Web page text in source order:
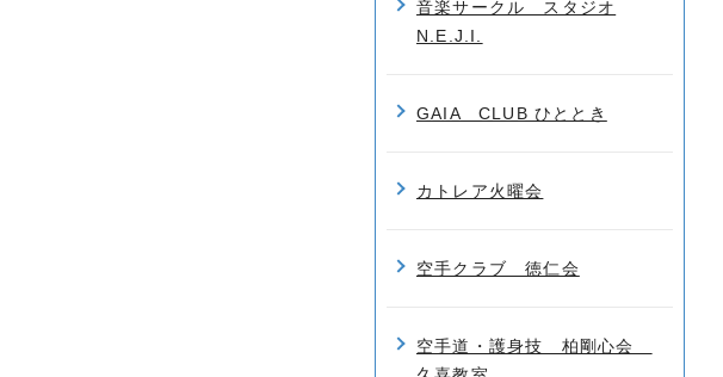
音楽サークル スタジオ
N.E.J.I.
GAIA CLUB ひととき
カトレア火曜会
空手クラブ 徳仁会
空手道・護身技 柏剛心会